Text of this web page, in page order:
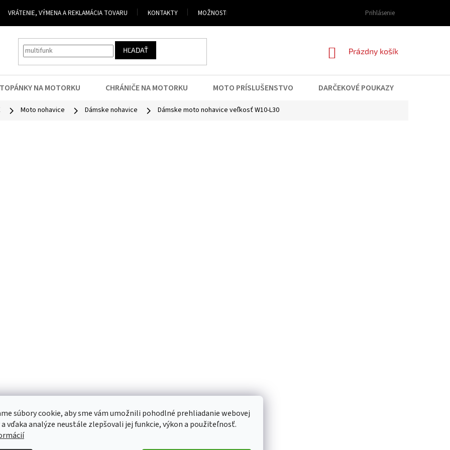
súbory cookie, aby sme vám umožnili pohodlné prehliadanie webovej
vďaka analýze neustále zlepšovali jej funkcie, výkon a použiteľnosť.
VRÁTENIE, VÝMENA A REKLAMÁCIA TOVARU KONTAKTY MOŽNOSTI DOPRAVY A PLATBY OBCHODNÉ PODMIENKY PODMIENKY
Prihlásenie
HĽADAŤ
NÁKUPNÝ
Prázdny košík
TOPÁNKY NA MOTORKU CHRÁNIČE NA MOTORKU MOTO PRÍSLUŠENSTVO DARČEKOVÉ POUKAZY
Moto nohavice Dámske nohavice Dámske moto nohavice veľkosť W10-L30